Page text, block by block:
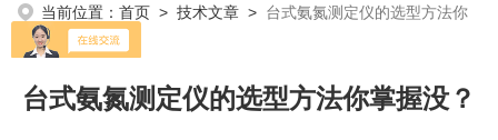
当前位置：首页 >技术文章 > 台式氨氮测定仪的选型方法你
掌握没？
台式氨氮测定仪的选型方法你掌握没？